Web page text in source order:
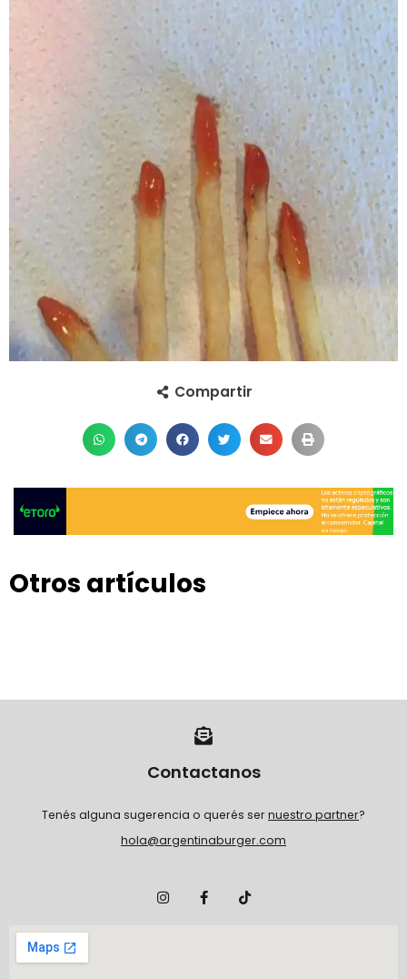
Compartir
Otros artículos
Contactanos
Tenés alguna sugerencia o querés sernuestro partner?
hola@argentinaburger.com
I
n
F
a
T
i